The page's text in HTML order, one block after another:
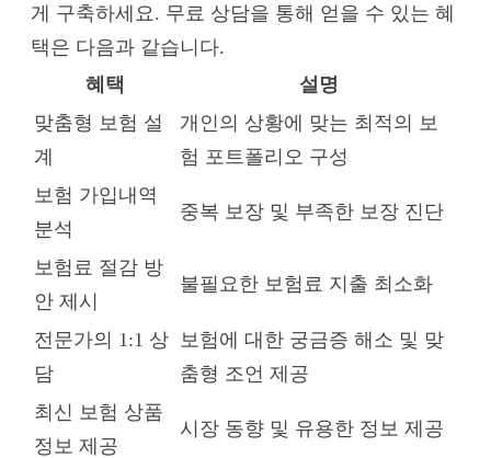
게 구축하세요. 무료 상담을 통해 얻을 수 있는 혜
택은 다음과 같습니다.
혜택
설명
맞춤형 보험 설
계
개인의 상황에 맞는 최적의 보
험 포트폴리오 구성
보험 가입내역
분석
중복 보장 및 부족한 보장 진단
보험료 절감 방
안 제시
불필요한 보험료 지출 최소화
전문가의 1:1 상
담
보험에 대한 궁금증 해소 및 맞
춤형 조언 제공
최신 보험 상품
정보 제공
시장 동향 및 유용한 정보 제공